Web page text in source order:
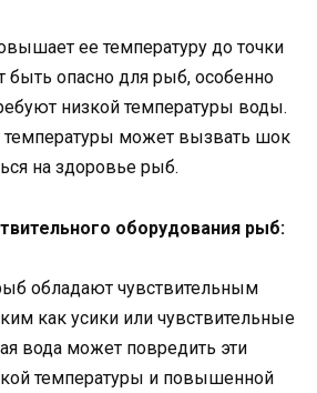
ее температуру до точки
быть опасно для рыб, особенно
низкой температуры воды.
температуры может вызвать шок
на здоровье рыб.
оборудования рыб:
обладают чувствительным
как усики или чувствительные
вода может повредить эти
температуры и повышенной